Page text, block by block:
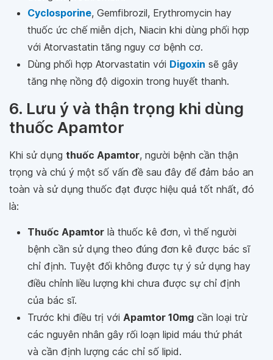
Cyclosporine, Gemfibrozil, Erythromycin hay
thuốc ức chế miễn dịch, Niacin khi dùng phối hợp
với Atorvastatin tăng nguy cơ bệnh cơ.
Dùng phối hợp Atorvastatin với Digoxin sẽ gây
tăng nhẹ nồng độ digoxin trong huyết thanh.
6. Lưu ý và thận trọng khi dùng
thuốc Apamtor
Khi sử dụng thuốc Apamtor, người bệnh cần thận
trọng và chú ý một số vấn đề sau đây để đảm bảo an
toàn và sử dụng thuốc đạt được hiệu quả tốt nhất, đó
là:
Thuốc Apamtor là thuốc kê đơn, vì thế người
bệnh cần sử dụng theo đúng đơn kê được bác sĩ
chỉ định. Tuyệt đối không được tự ý sử dụng hay
điều chỉnh liều lượng khi chưa được sự chỉ định
của bác sĩ.
Trước khi điều trị với Apamtor 10mg cần loại trừ
các nguyên nhân gây rối loạn lipid máu thứ phát
và cần định lượng các chỉ số lipid.